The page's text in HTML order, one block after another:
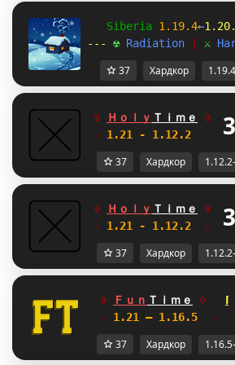
Siberia 1.19.4←
--- ☢ Radiation ⚔
37 Хардкор
✞ Ｈｏｌｙ Ｔｉｍｅ ✞
☆ 1.21 - 1.12.2
37 Хардкор
✞ Ｈｏｌｙ Ｔｉｍｅ ✞
☆ 1.21 - 1.12.2
37 Хардкор
✞ Ｆｕｎ Ｔｉｍｅ ✞
☆ 1.21 — 1.16.5
37 Хардкор